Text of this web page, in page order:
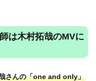
は木村拓哉のMVに
さんの「one and only」